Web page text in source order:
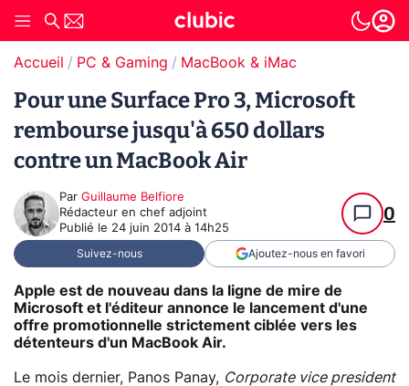
Accueil PC & Gaming MacBook & iMac
Pour une Surface Pro 3, Microsoft
rembourse jusqu'à 650 dollars
contre un MacBook Air
Par Guillaume Belfiore
Rédacteur en chef adjoint
Publié le 24 juin 2014 à 14h25
0
Suivez-nous Ajoutez-nous en favori
Apple est de nouveau dans la ligne de mire de
Microsoft et l'éditeur annonce le lancement d'une
offre promotionnelle strictement ciblée vers les
détenteurs d'un MacBook Air.
Le mois dernier, Panos Panay, Corporate vice president